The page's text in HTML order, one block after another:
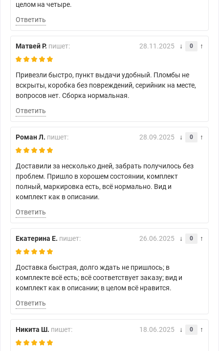
целом на четыре.
Ответить
Матвей Р. пишет: 28.11.2025 0
Привезли быстро, пункт выдачи удобный. Пломбы не
вскрыты, коробка без повреждений, серийник на месте,
вопросов нет. Сборка нормальная.
Ответить
Роман Л. пишет: 28.09.2025 0
Доставили за несколько дней, забрать получилось без
проблем. Пришло в хорошем состоянии, комплект
полный, маркировка есть, всё нормально. Вид и
комплект как в описании.
Ответить
Екатерина Е. пишет: 26.06.2025 0
Доставка быстрая, долго ждать не пришлось; в
комплекте всё есть; всё соответствует заказу; вид и
комплект как в описании; в целом всё нравится.
Ответить
Никита Ш. пишет: 18.06.2025 0